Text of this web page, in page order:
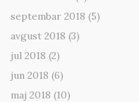
septembar 2018 (5)
avgust 2018 (3)
jul 2018 (2)
jun 2018 (6)
maj 2018 (10)